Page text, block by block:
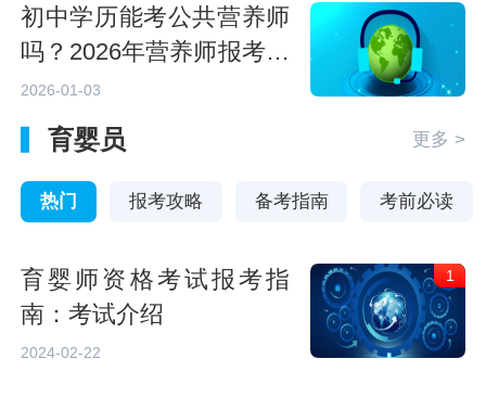
初中学历能考公共营养师
吗？2026年营养师报考条
件、考试科目和考点城市
2026-01-03
育婴员 更多 >
热门 报考攻略 备考指南 考前必读
育婴师资格考试报考指
南：考试介绍
2024-02-22
1